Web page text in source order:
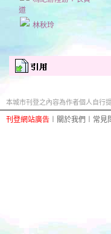
道
林秋玲
本城市刊登之內容為作者個人自行
刊登網站廣告 關於我們 常見